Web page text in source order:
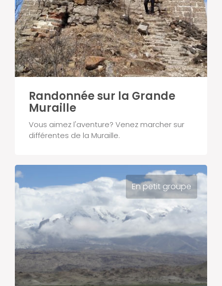
Randonnée sur la Grande
Muraille
Vous aimez l'aventure? Venez marcher sur
différentes de la Muraille.
En petit groupe